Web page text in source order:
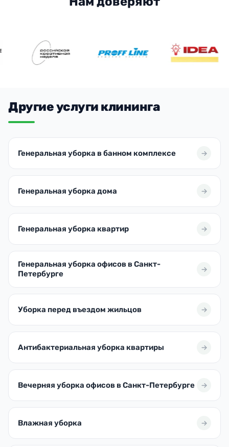
Другие услуги клининга
Генеральная уборка в банном комплексе
Генеральная уборка дома
Генеральная уборка квартир
Генеральная уборка офисов в Санкт-
Петербурге
Уборка перед въездом жильцов
Антибактериальная уборка квартиры
Вечерняя уборка офисов в Санкт-Петербурге
Влажная уборка